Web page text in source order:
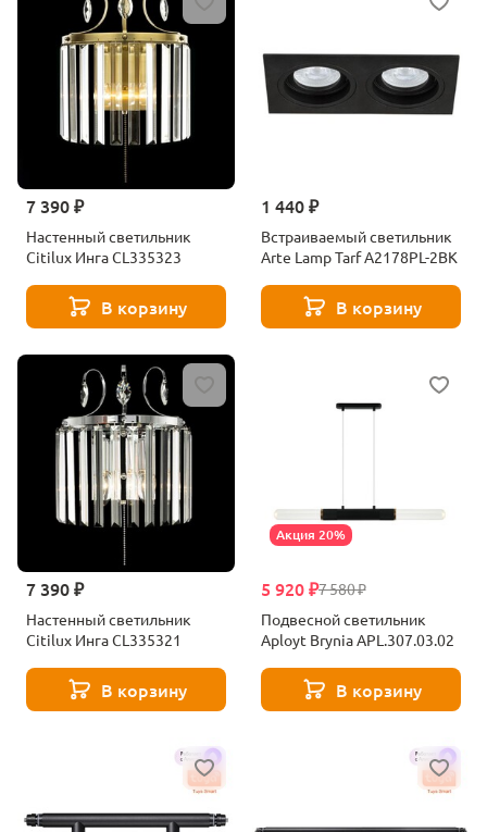
7 390 ₽
Настенный светильник
Citilux Инга CL335323
В корзину
1 440 ₽
Встраиваемый светильник
Arte Lamp Tarf A2178PL-2BK
В корзину
7 390 ₽
Настенный светильник
Citilux Инга CL335321
В корзину
Акция 20%
7 580 ₽
5 920 ₽
Подвесной светильник
Aployt Brynia APL.307.03.02
В корзину